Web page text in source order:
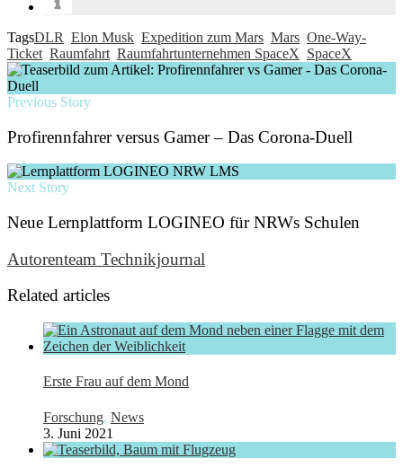
TagsDLR Elon Musk Expedition zum Mars Mars One-Way-
Ticket Raumfahrt Raumfahrtunternehmen SpaceX SpaceX
Previous Story
Profirennfahrer versus Gamer – Das Corona-Duell
Next Story
Neue Lernplattform LOGINEO für NRWs Schulen
Autorenteam Technikjournal
Related articles
Erste Frau auf dem Mond
Forschung, News
3. Juni 2021